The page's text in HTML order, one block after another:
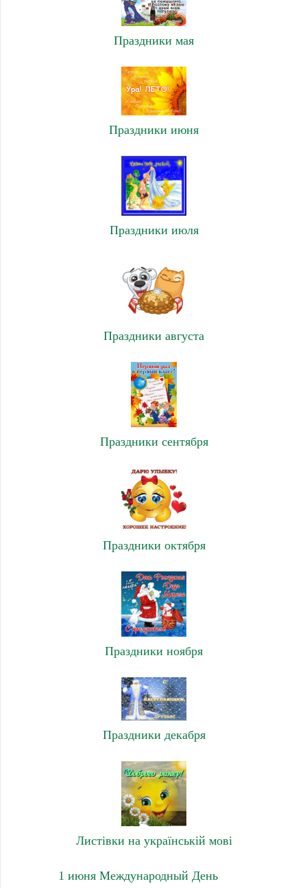
Праздники мая
Праздники июня
Праздники июля
Праздники августа
Праздники сентября
Праздники октября
Праздники ноября
Праздники декабря
Листівки на українській мові
1 июня Международный День